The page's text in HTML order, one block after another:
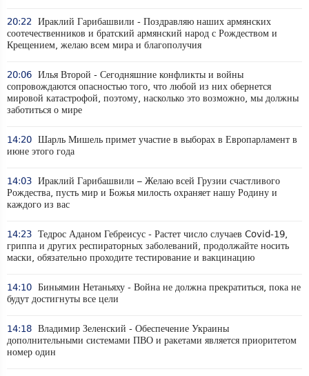
20:22 Ираклий Гарибашвили - Поздравляю наших армянских
соотечественников и братский армянский народ с Рождеством и
Крещением, желаю всем мира и благополучия
20:06 Илья Второй - Сегодняшние конфликты и войны
сопровождаются опасностью того, что любой из них обернется
мировой катастрофой, поэтому, насколько это возможно, мы должны
заботиться о мире
14:20 Шарль Мишель примет участие в выборах в Европарламент в
июне этого года
14:03 Ираклий Гарибашвили – Желаю всей Грузии счастливого
Рождества, пусть мир и Божья милость охраняет нашу Родину и
каждого из вас
14:23 Тедрос Аданом Гебреисус - Растет число случаев Covid-19,
гриппа и других респираторных заболеваний, продолжайте носить
маски, обязательно проходите тестирование и вакцинацию
14:10 Биньямин Нетаньяху - Война не должна прекратиться, пока не
будут достигнуты все цели
14:18 Владимир Зеленский - Обеспечение Украины
дополнительными системами ПВО и ракетами является приоритетом
номер один